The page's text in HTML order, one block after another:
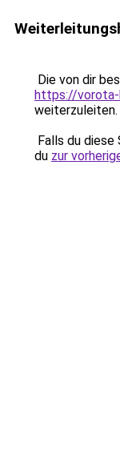
Die von dir
https://vorota-
weiterzuleiten.
Falls du
du zur